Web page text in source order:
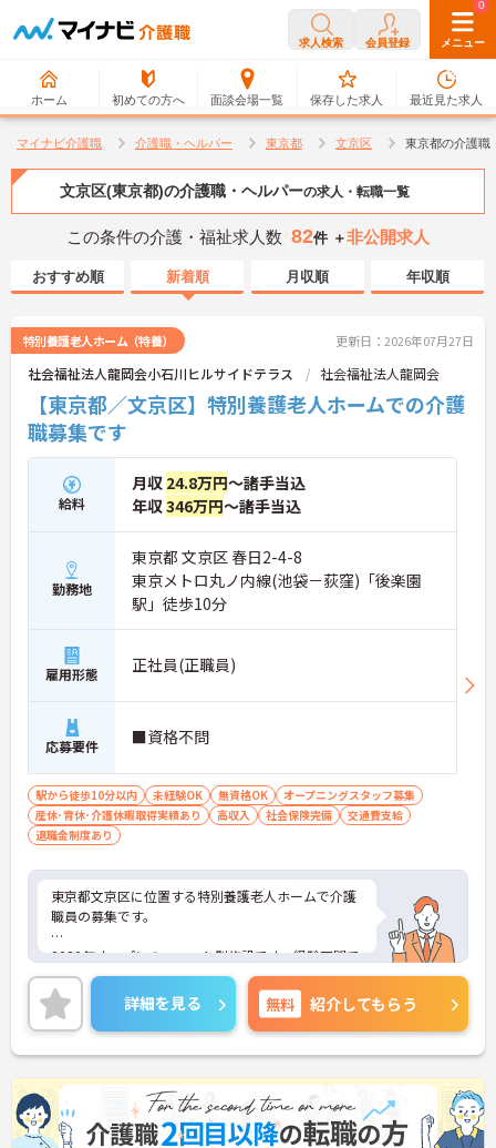
求人検索 会員登録 メニュー
ホーム 初めての方へ 面談会場一覧
0
保存した求人
0
最近見た求人
マイナビ介護職 介護職・ヘルパー 東京都 文京区 東京都の介護職
文京区(東京都)の介護職・ヘルパーの求人・転職一覧
この条件の介護・福祉求人数 82件 ＋非公開求人
おすすめ順 新着順 月収順 年収順
特別養護老人ホーム（特養） 更新日：2026年07月27日
社会福祉法人龍岡会小石川ヒルサイドテラス 社会福祉法人龍岡会
【東京都／文京区】特別養護老人ホームでの介護
職募集です
給料
月収 24.8万円～諸手当込
年収346万円～諸手当込
勤務地
東京都 文京区 春日2-4-8
東京メトロ丸ノ内線(池袋－荻窪)「後楽園
駅」徒歩10分
雇用形態 正社員(正職員)
応募要件 ■資格不問
駅から徒歩10分以内 未経験OK 無資格OK
オープニングスタッフ募集
産休･育休･介護休暇取得実績あり
高収入 社会保険完備
交通費支給
退職金制度あり
東京都文京区に位置する特別養護老人ホームで介護
職員の募集です。
2020年オープンのユニット型施設です。経験不問で
チャレンジでき、業務ごとのスタッフ配置により介
護業務へ専念しやすい環境です。後楽園駅徒歩10分
の立地で通勤しやすく、残業も少なめのため仕事と
プライベートの両立を目指せます。
■ 介護に集中できる職場環境
介護業務へ専念しやすい職場です
詳細を見る 無料 紹介してもらう